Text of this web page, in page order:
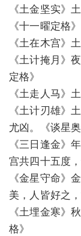
《土金坚实》
《十一曜定格》
《土在木宫》
《土计掩月》
定格》
《土走人马》
《土计刃雄》
尤凶。《谈星奥
《三日逢金》
宫共四十五度
《金星守命》
美，人皆好之
《土埋金寒》
格》